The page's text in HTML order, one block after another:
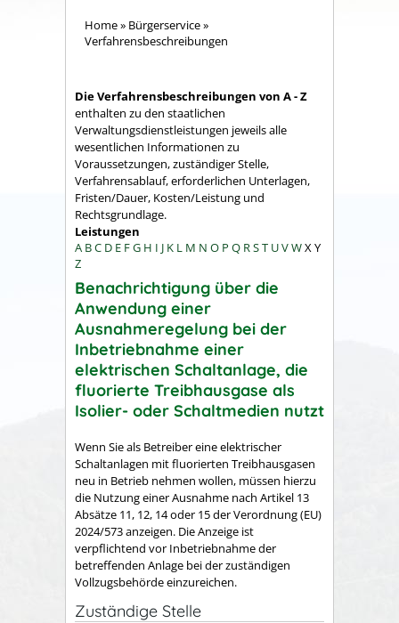
Home» Bürgerservice»
Verfahrensbeschreibungen
Die Verfahrensbeschreibungen von A - Z
enthalten zu den staatlichen
Verwaltungsdienstleistungen jeweils alle
wesentlichen Informationen zu
Voraussetzungen, zuständiger Stelle,
Verfahrensablauf, erforderlichen Unterlagen,
Fristen/Dauer, Kosten/Leistung und
Rechtsgrundlage.
Leistungen
A BC D E FG H I J K L M N O P Q RST UVWX Y
Z
Benachrichtigung über die
Anwendung einer
Ausnahmeregelung bei der
Inbetriebnahme einer
elektrischen Schaltanlage, die
fluorierte Treibhausgase als
Isolier- oder Schaltmedien nutzt
Wenn Sie als Betreiber eine elektrischer
Schaltanlagen mit fluorierten Treibhausgasen
neu in Betrieb nehmen wollen, müssen hierzu
die Nutzung einer Ausnahme nach Artikel 13
Absätze 11, 12, 14 oder 15 der Verordnung (EU)
2024/573 anzeigen. Die Anzeige ist
verpflichtend vor Inbetriebnahme der
betreffenden Anlage bei der zuständigen
Vollzugsbehörde einzureichen.
Zuständige Stelle